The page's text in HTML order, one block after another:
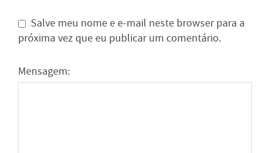
Salve meu nome e e-mail neste browser para a
próxima vez que eu publicar um comentário.
Mensagem: